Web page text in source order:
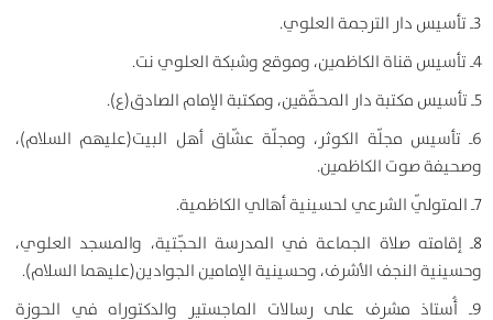
3ـ تأسيس دار الترجمة العلوي.
4ـ تأسيس قناة الكاظمين، وموقع وشبكة العلوي نت.
5ـ تأسيس مكتبة دار المحقّقين، ومكتبة الإمام الصادق(ع).
6ـ تأسيس مجلّة الكوثر، ومجلّة عشّاق أهل البيت(عليهم السلام)،
وصحيفة صوت الكاظمين.
7ـ المتولّي الشرعي لحسينية أهالي الكاظمية.
8ـ إقامته صلاة الجماعة في المدرسة الحجّتية، والمسجد العلوي،
وحسينية النجف الأشرف، وحسينية الإمامين الجوادين(عليهما السلام).
9ـ أُستاذ مشرف على رسالات الماجستير والدكتوراه في الحوزة